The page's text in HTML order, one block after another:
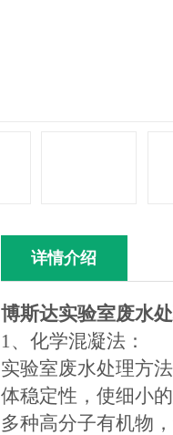
详情介绍
博斯达实验室废水
1、化学混凝法：
实验室废水处理方
体稳定性，使细小
多种高分子有机物